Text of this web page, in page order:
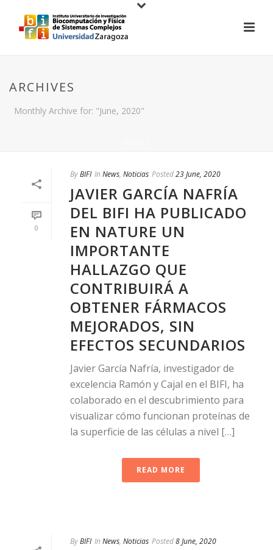
ARCHIVES
Monthly Archive for: "June, 2020"
0
ByBIFI In News, Noticias Posted23 June, 2020
JAVIER GARCÍA NAFRÍA
DEL BIFI HA PUBLICADO
EN NATURE UN
IMPORTANTE
HALLAZGO QUE
CONTRIBUIRÁ A
OBTENER FÁRMACOS
MEJORADOS, SIN
EFECTOS SECUNDARIOS
Javier García Nafría, investigador de
excelencia Ramón y Cajal en el BIFI, ha
colaborado en el descubrimiento para
visualizar cómo funcionan proteínas de
la superficie de las células a nivel […]
READ MORE
ByBIFI In News, Noticias Posted8 June, 2020